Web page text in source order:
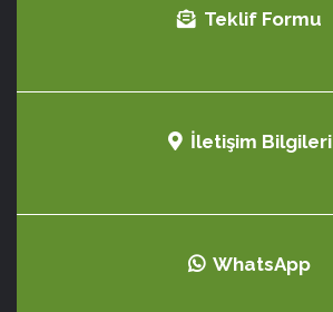
Teklif Formu
İletişim Bilgileri
WhatsApp